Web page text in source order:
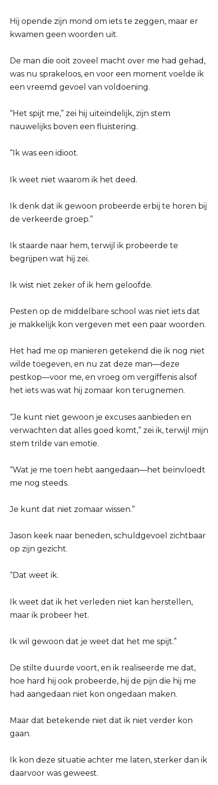
Hij opende zijn mond om iets te zeggen, maar er
kwamen geen woorden uit.
De man die ooit zoveel macht over me had gehad,
was nu sprakeloos, en voor een moment voelde ik
een vreemd gevoel van voldoening.
“Het spijt me,” zei hij uiteindelijk, zijn stem
nauwelijks boven een fluistering.
“Ik was een idioot.
Ik weet niet waarom ik het deed.
Ik denk dat ik gewoon probeerde erbij te horen bij
de verkeerde groep.”
Ik staarde naar hem, terwijl ik probeerde te
begrijpen wat hij zei.
Ik wist niet zeker of ik hem geloofde.
Pesten op de middelbare school was niet iets dat
je makkelijk kon vergeven met een paar woorden.
Het had me op manieren getekend die ik nog niet
wilde toegeven, en nu zat deze man—deze
pestkop—voor me, en vroeg om vergiffenis alsof
het iets was wat hij zomaar kon terugnemen.
“Je kunt niet gewoon je excuses aanbieden en
verwachten dat alles goed komt,” zei ik, terwijl mijn
stem trilde van emotie.
“Wat je me toen hebt aangedaan—het beïnvloedt
me nog steeds.
Je kunt dat niet zomaar wissen.”
Jason keek naar beneden, schuldgevoel zichtbaar
op zijn gezicht.
“Dat weet ik.
Ik weet dat ik het verleden niet kan herstellen,
maar ik probeer het.
Ik wil gewoon dat je weet dat het me spijt.”
De stilte duurde voort, en ik realiseerde me dat,
hoe hard hij ook probeerde, hij de pijn die hij me
had aangedaan niet kon ongedaan maken.
Maar dat betekende niet dat ik niet verder kon
gaan.
Ik kon deze situatie achter me laten, sterker dan ik
daarvoor was geweest.